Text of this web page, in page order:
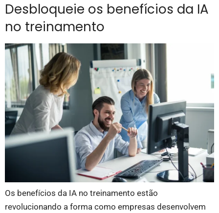
Desbloqueie os benefícios da IA
no treinamento
Os benefícios da IA no treinamento estão
revolucionando a forma como empresas desenvolvem